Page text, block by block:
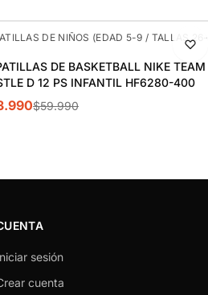
DE NIÑOS (EDAD 5-9 / TALLAS 26-
DE BASKETBALL NIKE TEAM
D 12 PS INFANTIL HF6280-400
$59.990
sesión
cuenta